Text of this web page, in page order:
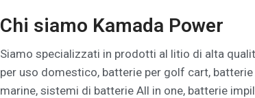
Chi siamo Kamada Power
Siamo specializzati in prodotti al litio di alta
per uso domestico, batterie per golf cart,
marine, sistemi di batterie All in one, batterie